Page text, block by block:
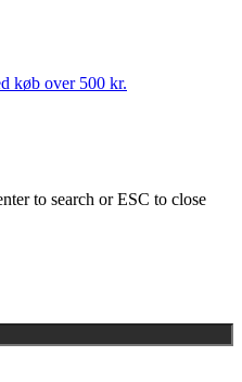
køb over 500 kr.
to search or ESC to close